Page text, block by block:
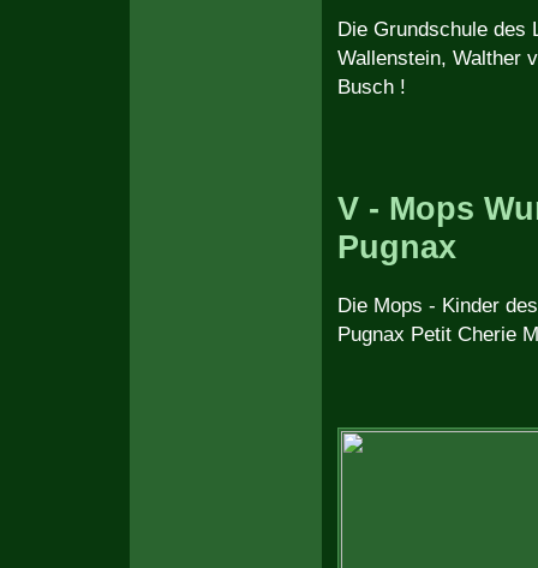
Die Grundschule des
Wallenstein, Walther
Busch !
V - Mops
Pugnax
Die Mops - Kinder
Pugnax Petit Cherie